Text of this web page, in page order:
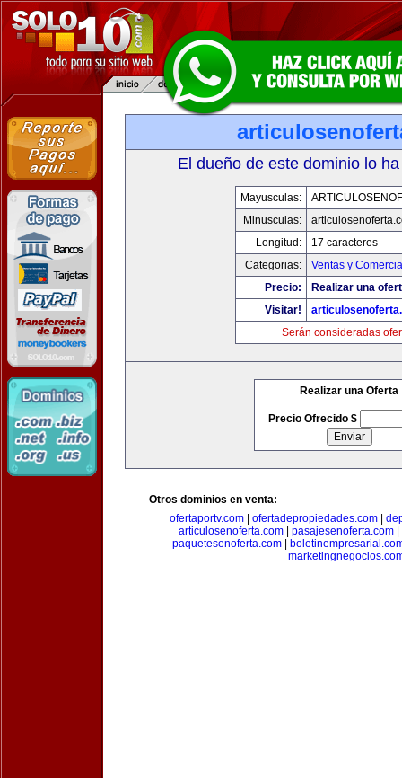
El dueño de este dominio lo
Mayusculas:
Minusculas:
Longitud:
17 caracteres
Categorias:
Ventas y
Precio:
Realizar una
Visitar!
Serán consideradas
Realizar una Oferta
Precio Ofrecido $
Otros dominios en venta:
ofertaportv.com
ofertadepropiedades.com
articulosenoferta.com
pasajesenoferta.com
paquetesenoferta.com|